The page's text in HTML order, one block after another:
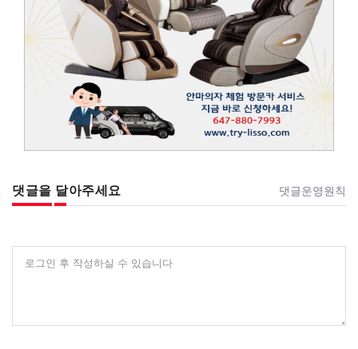
댓글을 달아주세요 댓글운영원칙
로그인 후 작성하실 수 있습니다